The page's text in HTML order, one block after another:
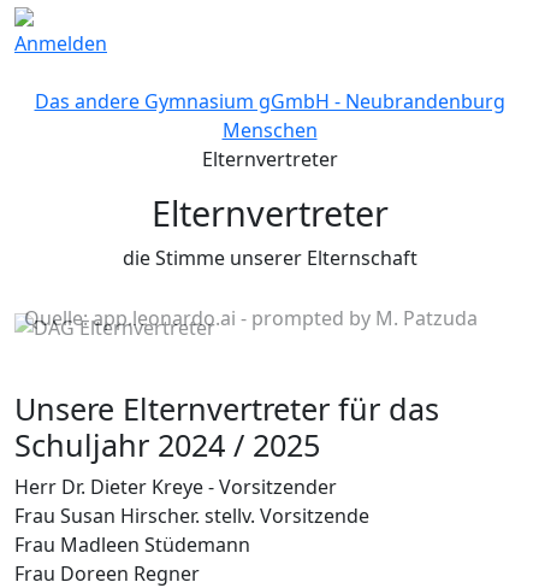
Anmelden
Elternvertreter
die Stimme unserer Elternschaft
Das andere Gymnasium gGmbH - Neubrandenburg
Menschen
Elternvertreter
Quelle: app.leonardo.ai - prompted by M. Patzuda
Unsere Elternvertreter für das
Schuljahr 2024 / 2025
Herr Dr. Dieter Kreye - Vorsitzender
Frau Susan Hirscher. stellv. Vorsitzende
Frau Madleen Stüdemann
Frau Doreen Regner